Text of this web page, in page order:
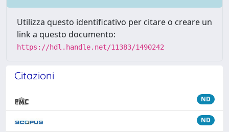
Utilizza questo identificativo per citare o creare un
link a questo documento:
https://hdl.handle.net/11383/1490242
Citazioni
ND
ND